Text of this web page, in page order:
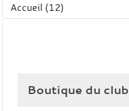
Boutique du club